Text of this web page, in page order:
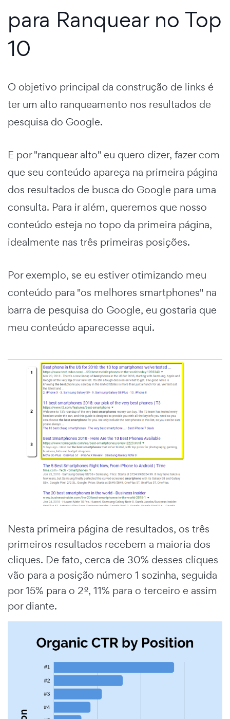
para Ranquear no Top
10
O objetivo principal da construção de links é
ter um alto ranqueamento nos resultados de
pesquisa do Google.
E por "ranquear alto" eu quero dizer, fazer com
que seu conteúdo apareça na primeira página
dos resultados de busca do Google para uma
consulta. Para ir além, queremos que nosso
conteúdo esteja no topo da primeira página,
idealmente nas três primeiras posições.
Por exemplo, se eu estiver otimizando meu
conteúdo para "os melhores smartphones" na
barra de pesquisa do Google, eu gostaria que
meu conteúdo aparecesse aqui.
Nesta primeira página de resultados, os três
primeiros resultados recebem a maioria dos
cliques. De fato, cerca de 30% desses cliques
vão para a posição número 1 sozinha, seguida
por 15% para o 2º, 11% para o terceiro e assim
por diante.